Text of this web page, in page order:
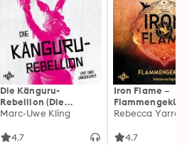
Die Känguru-
Rebellion (Die
Känguru-Werke 5)
Marc-Uwe Kling
4.7
Iron Flame –
heißersehnte
Rebecca Yarros
4.7